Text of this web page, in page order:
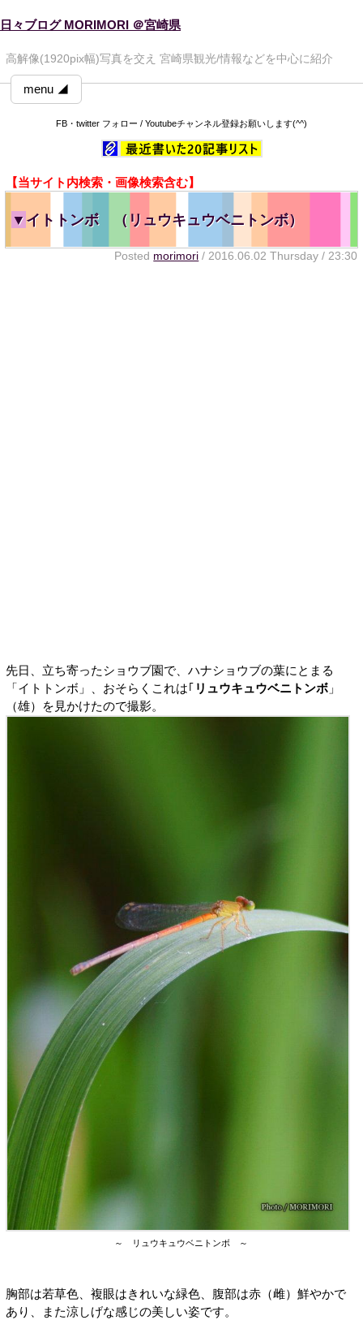
日々ブログ MORIMORI ＠宮崎県
高解像(1920pix幅)写真を交え 宮崎県観光/情報などを中心に紹介
menu ◢
FB・twitter フォロー / Youtubeチャンネル登録お願いします(^^)
【当サイト内検索・画像検索含む】
▼イトトンボ （リュウキュウベニトンボ）
Posted morimori / 2016.06.02 Thursday / 23:30
先日、立ち寄ったショウブ園で、ハナショウブの葉にとまる
「イトトンボ」、おそらくこれは｢ リュウキュウベニトンボ」
（雄）を見かけたので撮影。
～ リュウキュウベニトンボ ～
胸部は若草色、複眼はきれいな緑色、腹部は赤（雌）鮮やかで
あり、また涼しげな感じの美しい姿です。